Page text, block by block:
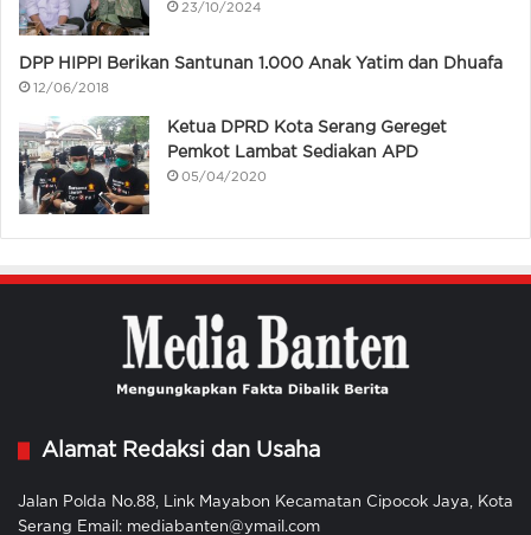
23/10/2024
DPP HIPPI Berikan Santunan 1.000 Anak Yatim dan Dhuafa
12/06/2018
Ketua DPRD Kota Serang Gereget
Pemkot Lambat Sediakan APD
05/04/2020
Alamat Redaksi dan Usaha
Jalan Polda No.88, Link Mayabon Kecamatan Cipocok Jaya, Kota
Serang Email: mediabanten@ymail.com